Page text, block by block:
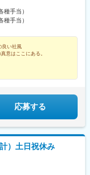
手当）
手当）
良い社風
意はここにある。
応募する
）土日祝休み